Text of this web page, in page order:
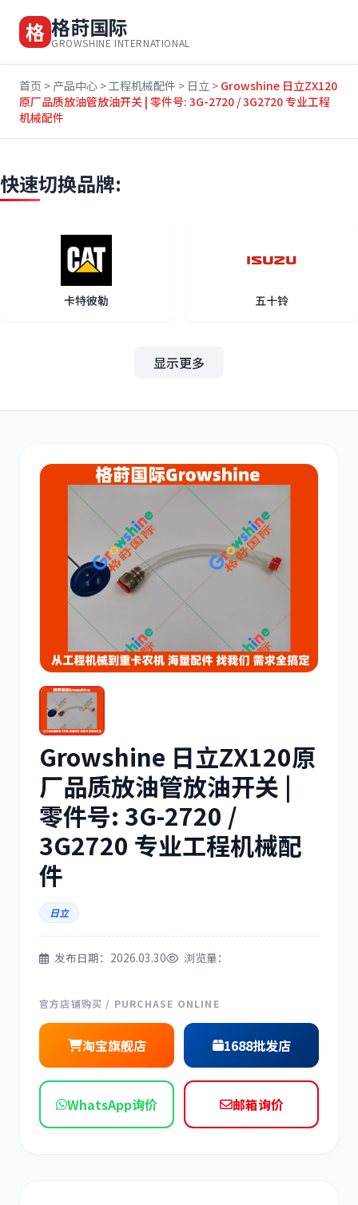
格 格莳国际
GROWSHINE INTERNATIONAL
首页 > 产品中心 >工程机械配件 > 日立 > Growshine 日立ZX120
原厂品质放油管放油开关 | 零件号: 3G-2720 / 3G2720 专业工程
机械配件
快速切换品牌:
卡特彼勒 五十铃
其他 小松
沃尔沃 康明斯
日立 久保田
博世
洋马 住友
现代 帕金斯
显示更多
Growshine 日立ZX120原
厂品质放油管放油开关 |
零件号: 3G-2720 /
3G2720 专业工程机械配
件
日立
发布日期：2026.03.30 浏览量：
官方店铺购买 / PURCHASE ONLINE
淘宝旗舰店 1688批发店
WhatsApp询价 邮箱询价